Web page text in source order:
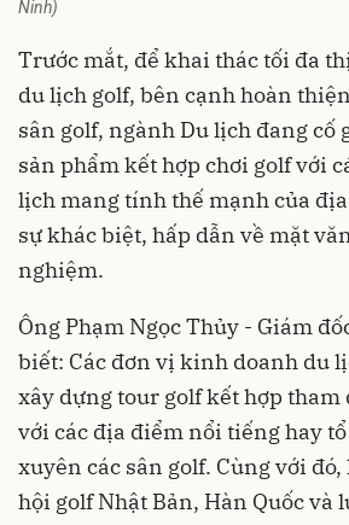
Ninh)
Trước mắt, để khai thác tối đa
du lịch golf, bên cạnh hoàn
sân golf, ngành Du lịch đang cố
sản phẩm kết hợp chơi golf với
lịch mang tính thế mạnh của
sự khác biệt, hấp dẫn về mặt
nghiệm.
Ông Phạm Ngọc Thủy - Giám
biết: Các đơn vị kinh doanh du
xây dựng tour golf kết hợp tham
với các địa điểm nổi tiếng hay
xuyên các sân golf. Cùng với
hội golf Nhật Bản, Hàn Quốc và